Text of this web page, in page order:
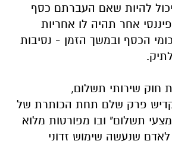
להיות שאם העברתם כסף
אחר תהיה לו אחריות
הכסף ובמשך הזמן - נסיבות
חוק שירותי תשלום,
2019 שמקדיש פרק שלם תחת הכותרת של
תשלום" ובו מפורטות מלוא
לאדם שנעשה שימוש זדוני